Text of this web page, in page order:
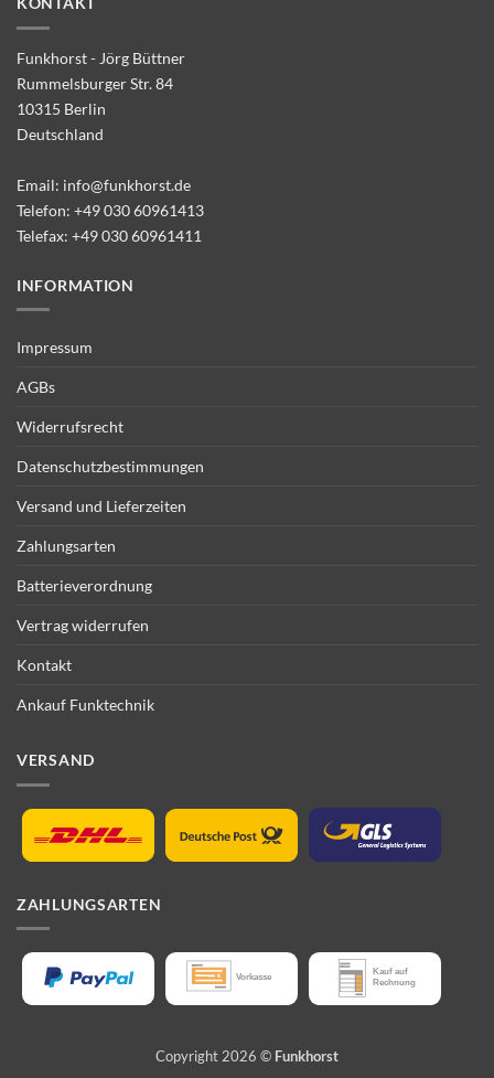
Funkhorst - Jörg Büttner
Rummelsburger Str. 84
10315 Berlin
Deutschland
Email: info@funkhorst.de
Telefon: +49 030 60961413
Telefax: +49 030 60961411
INFORMATION
Impressum
AGBs
Widerrufsrecht
Datenschutzbestimmungen
Versand und Lieferzeiten
Zahlungsarten
Batterieverordnung
Vertrag widerrufen
Kontakt
Ankauf Funktechnik
VERSAND
ZAHLUNGSARTEN
Copyright 2026 © Funkhorst